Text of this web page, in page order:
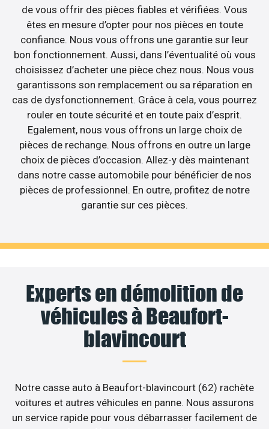
de vous offrir des pièces fiables et vérifiées. Vous
êtes en mesure d’opter pour nos pièces en toute
confiance. Nous vous offrons une garantie sur leur
bon fonctionnement. Aussi, dans l’éventualité où vous
choisissez d’acheter une pièce chez nous. Nous vous
garantissons son remplacement ou sa réparation en
cas de dysfonctionnement. Grâce à cela, vous pourrez
rouler en toute sécurité et en toute paix d’esprit.
Egalement, nous vous offrons un large choix de
pièces de rechange. Nous offrons en outre un large
choix de pièces d’occasion. Allez-y dès maintenant
dans notre casse automobile pour bénéficier de nos
pièces de professionnel. En outre, profitez de notre
garantie sur ces pièces.
Experts en démolition de
véhicules à Beaufort-
blavincourt
Notre casse auto à Beaufort-blavincourt (62) rachète
voitures et autres véhicules en panne. Nous assurons
un service rapide pour vous débarrasser facilement de